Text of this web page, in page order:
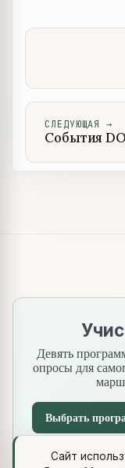
СЛЕДУЮЩАЯ →
События
Девять
опросы для
Выбрать
Сайт